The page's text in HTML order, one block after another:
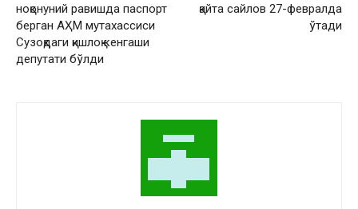
ноқонуний равишда паспорт
берган АҲМ мутахассиси
Сузоқдаги қишлоқ кенгаши
депутати бўлди
қайта сайлов 27-февралда
ўтади